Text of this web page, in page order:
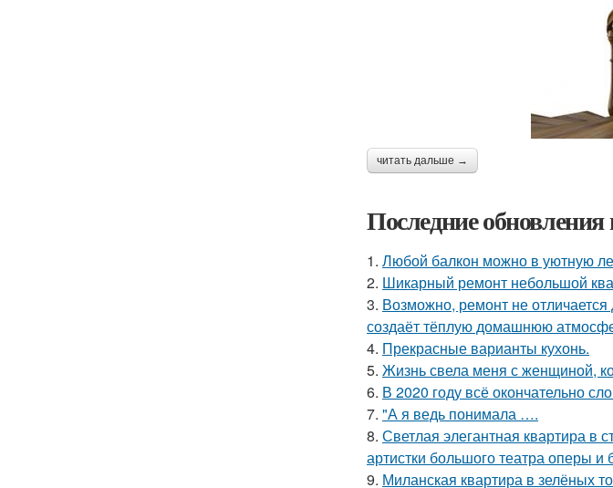
читать дальше →
Последние обновления
1. Любой балкон можно в уютную
2. Шикарный ремонт небольшой
3. Возможно, ремонт не
создаёт тёплую домашнюю
4. Прекрасные варианты кухонь.
5. Жизнь свела меня с женщиной,
6. В 2020 году всё окончательно
7. "А я ведь понимала ….
8. Светлая элегантная квартира в
артистки большого театра оперы и
9. Миланская квартира в зелёных